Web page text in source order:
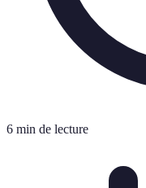
6 min de lecture